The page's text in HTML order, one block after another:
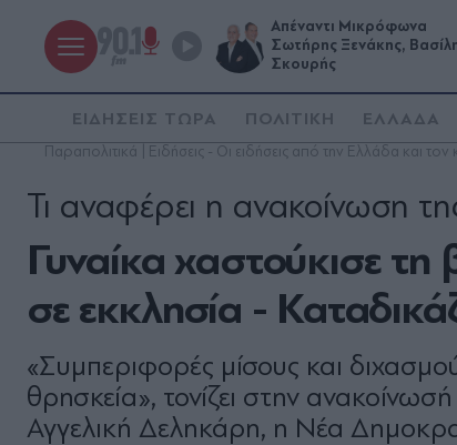
Απέναντι Μικρόφωνα
Σωτήρης Ξενάκης,
Σκουρής
ΕΙΔΗΣΕΙΣ ΤΩΡΑ ΠΟΛΙΤΙΚΗ ΕΛΛΑΔΑ
Παραπολιτικά | Ειδήσεις - Οι ειδήσεις από την Ελλάδα και
Γυναίκα χαστούκισε
σε εκκλησία -
Τι αναφέρει η ανακοίνωση
«Συμπεριφορές μίσους και
θρησκεία», τονίζει στην
Αγγελική Δεληκάρη, η Νέα